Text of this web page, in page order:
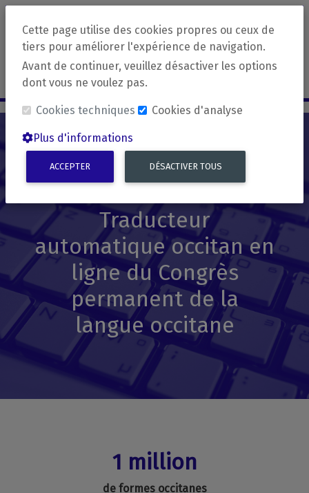
revirada Applications
Français
Revirada
Traducteur
automatique occitan en
ligne du Congrès
permanent de la
langue occitane
1 million
de formes occitanes
Cette page utilise des cookies propres ou ceux de
tiers pour améliorer l'expérience de navigation.
Avant de continuer, veuillez désactiver les options
dont vous ne voulez pas.
Cookies techniques Cookies d'analyse
Plus d'informations
ACCEPTER DÉSACTIVER TOUS